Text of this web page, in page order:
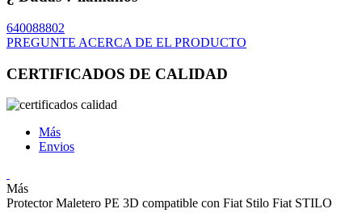
640088802
PREGUNTE ACERCA DE EL PRODUCTO
CERTIFICADOS DE CALIDAD
Más
Envios
Más
Protector Maletero PE 3D compatible con Fiat Stilo Fiat STILO